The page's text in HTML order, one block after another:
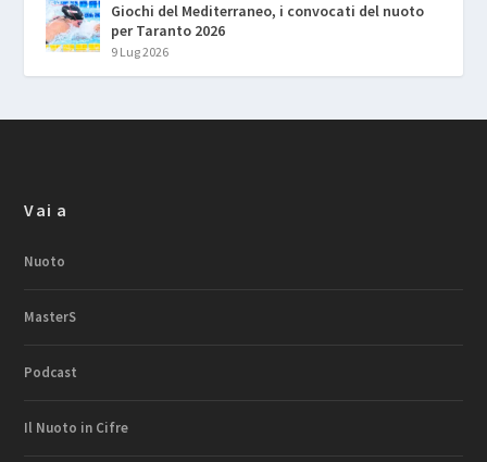
Giochi del Mediterraneo, i convocati del nuoto
per Taranto 2026
9 Lug 2026
Vai a
Nuoto
MasterS
Podcast
Il Nuoto in Cifre